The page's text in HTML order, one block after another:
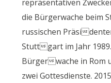
repräsentativen
die Bürgerwache beim
russischen Präsi
Stuttgart im Jahr
Bürgerwache in Rom
zwei Gottesdienste.